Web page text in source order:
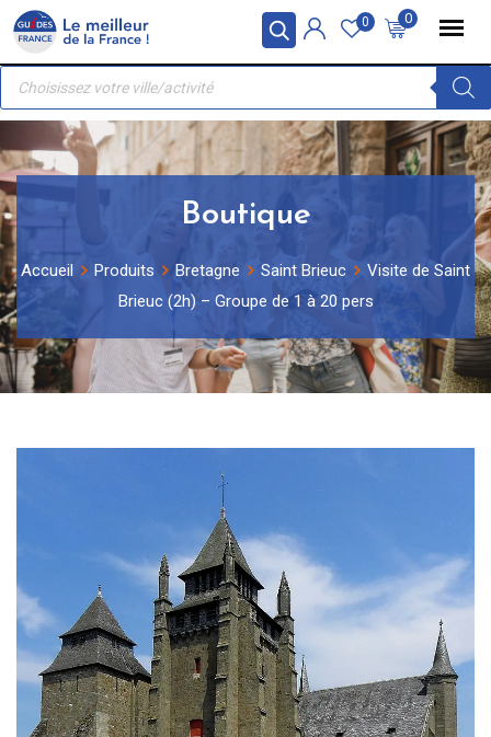
Panneau de gestion des cookies
Skip
content
0
0
Recherche
produits
Boutique
Accueil Produits Bretagne Saint Brieuc
Visite de Saint
Brieuc (2h) – Groupe de 1 à 20 pers